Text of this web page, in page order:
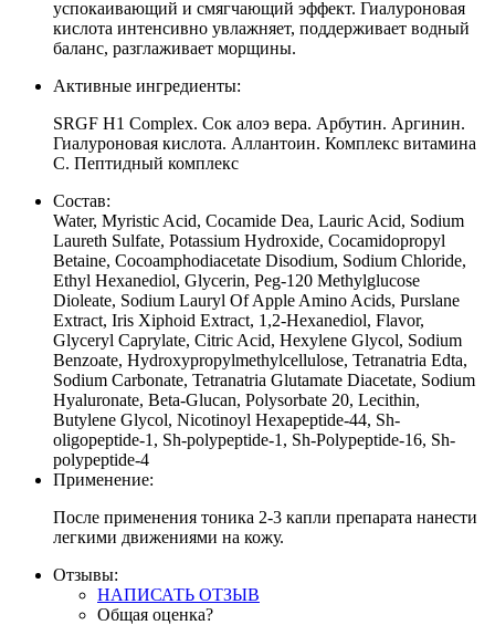
успокаивающий и смягчающий эффект. Гиалуроновая
кислота интенсивно увлажняет, поддерживает водный
баланс, разглаживает морщины.
Активные ингредиенты:
SRGF H1 Complex. Сок алоэ вера. Арбутин. Аргинин.
Гиалуроновая кислота. Аллантоин. Комплекс витамина
С. Пептидный комплекс
Состав:
Water, Myristic Acid, Cocamide Dea, Lauric Acid, Sodium
Laureth Sulfate, Potassium Hydroxide, Cocamidopropyl
Betaine, Cocoamphodiacetate Disodium, Sodium Chloride,
Ethyl Hexanediol, Glycerin, Peg-120 Methylglucose
Dioleate, Sodium Lauryl Of Apple Amino Acids, Purslane
Extract, Iris Xiphoid Extract, 1,2-Hexanediol, Flavor,
Glyceryl Caprylate, Citric Acid, Hexylene Glycol, Sodium
Benzoate, Hydroxypropylmethylcellulose, Tetranatria Edta,
Sodium Carbonate, Tetranatria Glutamate Diacetate, Sodium
Hyaluronate, Beta-Glucan, Polysorbate 20, Lecithin,
Butylene Glycol, Nicotinoyl Hexapeptide-44, Sh-
oligopeptide-1, Sh-polypeptide-1, Sh-Polypeptide-16, Sh-
polypeptide-4
Применение:
После применения тоника 2-3 капли препарата нанести
легкими движениями на кожу.
Отзывы:
НАПИСАТЬ ОТЗЫВ
Общая оценка?